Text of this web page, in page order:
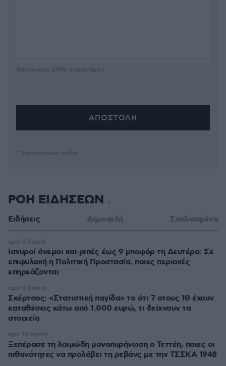
Απομένουν 2500 χαρακτήρες
* Υποχρεωτικά πεδία
ΡΟΗ ΕΙΔΗΣΕΩΝ
Ειδήσεις Δημοφιλή Σχολιασμένα
Ισχυροί άνεμοι και ριπές έως 9 μποφόρ τη Δευτέρα: Σε
επιφυλακή η Πολιτική Προστασία, ποιες περιοχές
επηρεάζονται
πριν 9 λεπτά
Σκέρτσος: «Στατιστική παγίδα» το ότι 7 στους 10 έχουν
καταθέσεις κάτω από 1.000 ευρώ, τι δείχνουν τα
στοιχεία
πριν 9 λεπτά
Ξεπέρασε τη λοιμώδη μονοπυρήνωση ο Τεττέη, ποιες οι
πιθανότητες να προλάβει τη ρεβάνς με την ΤΣΣΚΑ 1948
πριν 15 λεπτά